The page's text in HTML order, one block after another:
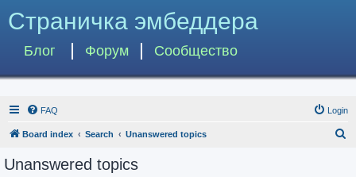
Страничка эмбеддера
Блог Форум Сообщество
FAQ Login
Board index Search Unanswered topics
Unanswered topics